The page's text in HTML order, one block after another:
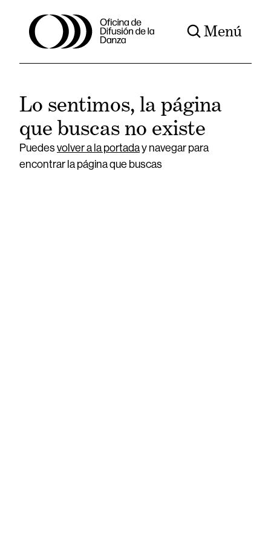
Menú
Lo sentimos, la página
que buscas no existe
Puedesvolver a la portaday navegar para
encontrar la página que buscas